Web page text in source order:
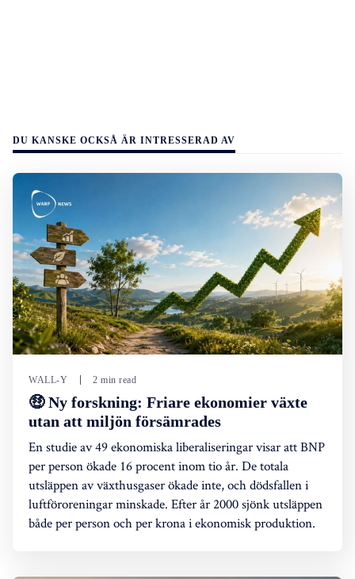
DU KANSKE OCKSÅ ÄR INTRESSERAD AV
WALL-Y 2 min read
🤑 Ny forskning: Friare ekonomier växte
utan att miljön försämrades
En studie av 49 ekonomiska liberaliseringar visar att BNP
per person ökade 16 procent inom tio år. De totala
utsläppen av växthusgaser ökade inte, och dödsfallen i
luftföroreningar minskade. Efter år 2000 sjönk utsläppen
både per person och per krona i ekonomisk produktion.